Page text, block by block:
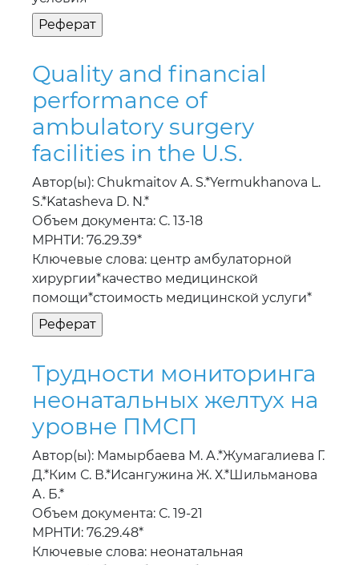
Quality and financial
performance of
ambulatory surgery
facilities in the U.S.
Автор(ы): Chukmaitov A. S.*Yermukhanova L.
S.*Katasheva D. N.*
Объем документа: С. 13-18
МРНТИ: 76.29.39*
Ключевые слова: центр амбулаторной
хирургии*качество медицинской
помощи*стоимость медицинской услуги*
Трудности мониторинга
неонатальных желтух на
уровне ПМСП
Автор(ы): Мамырбаева М. А.*Жумагалиева Г.
Д.*Ким С. В.*Исангужина Ж. Х.*Шильманова
А. Б.*
Объем документа: С. 19-21
МРНТИ: 76.29.48*
Ключевые слова: неонатальная
желтуха*общий билирубин